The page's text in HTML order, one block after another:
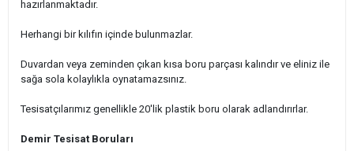
hazırlanmaktadır.
Herhangi bir kılıfın içinde bulunmazlar.
Duvardan veya zeminden çıkan kısa boru parçası kalındır ve eliniz ile
sağa sola kolaylıkla oynatamazsınız.
Tesisatçılarımız genellikle 20'lik plastik boru olarak adlandırırlar.
Demir Tesisat Boruları